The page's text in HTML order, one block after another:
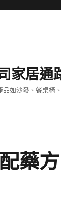
家居通
如沙發、餐桌椅
藥